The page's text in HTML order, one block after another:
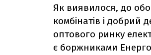
Як виявилося, до
комбінатів і добрий
оптового ринку
є боржниками